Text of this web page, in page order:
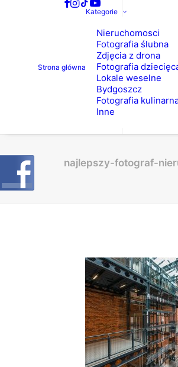
Strona główna
Kategorie
Nieruchomosci
Fotografia ślubna
Zdjęcia z drona
Fotografia
Lokale weselne
Bydgoszcz
Fotografia
Inne
najlepszy-fotograf-